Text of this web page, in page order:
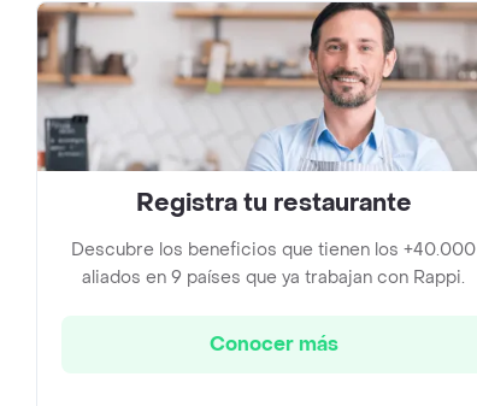
Registra tu restaurante
Descubre los beneficios que tienen los +40.000
aliados en 9 países que ya trabajan con Rappi.
Conocer más